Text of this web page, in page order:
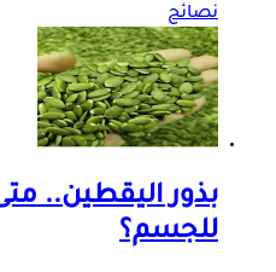
نصائح
بذور اليقطين..
للجسم؟